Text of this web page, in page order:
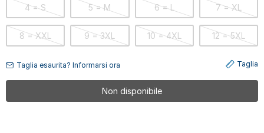
4 = S 5 = M 6 = L 7 = XL
8 = XXL 9 = 3XL 10 = 4XL 12 = 5XL
Taglia esaurita? Informarsi ora Taglia
Non disponibile